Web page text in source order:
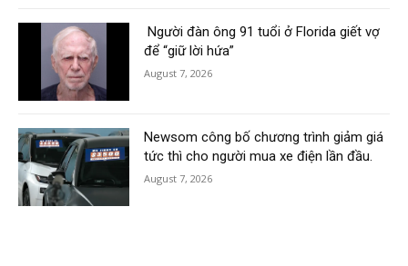
Người đàn ông 91 tuổi ở Florida giết vợ
để “giữ lời hứa”
August 7, 2026
Newsom công bố chương trình giảm giá
tức thì cho người mua xe điện lần đầu.
August 7, 2026